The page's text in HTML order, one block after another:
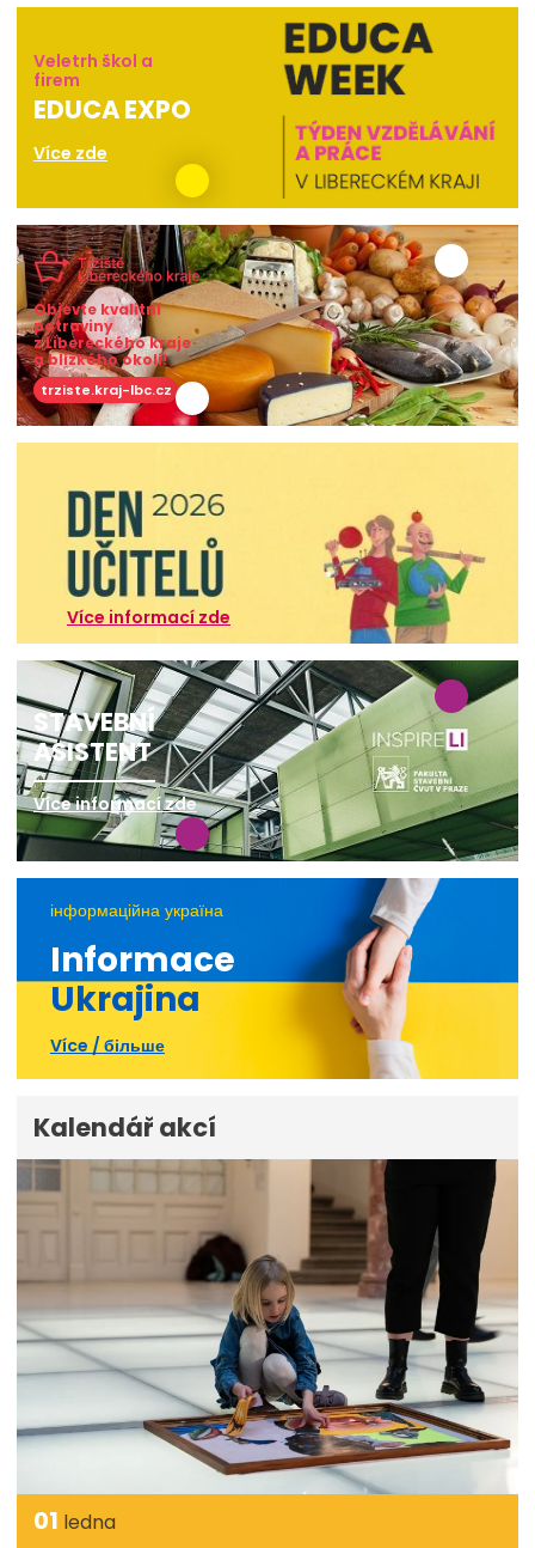
Veletrh škol a
firem
EDUCA EXPO
Více zde
Objevte kvalitní
potraviny
z Libereckého kraje
a blízkého okolí!
trziste.kraj-lbc.cz
Více informací zde
STAVEBNÍ
ASISTENT
Více informací zde
інформаційна україна
Informace
Ukrajina
Více / більше
Kalendář akcí
01 ledna